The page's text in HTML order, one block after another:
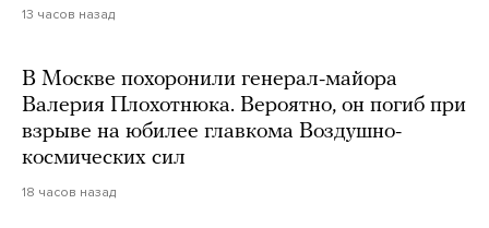
13 часов назад
В Москве похоронили генерал-майора
Валерия Плохотнюка. Вероятно, он погиб при
взрыве на юбилее главкома Воздушно-
космических сил
18 часов назад